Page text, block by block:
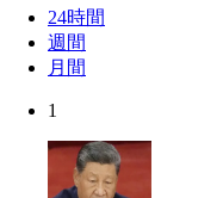
24時間
週間
月間
1